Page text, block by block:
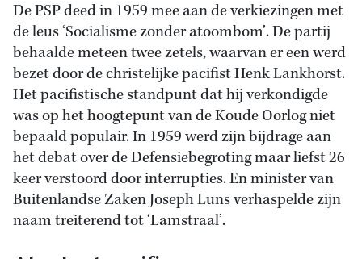
De PSP deed in 1959 mee aan de verkiezingen met
de leus ‘Socialisme zonder atoombom’. De partij
behaalde meteen twee zetels, waarvan er een werd
bezet door de christelijke pacifist Henk Lankhorst.
Het pacifistische standpunt dat hij verkondigde
was op het hoogtepunt van de Koude Oorlog niet
bepaald populair. In 1959 werd zijn bijdrage aan
het debat over de Defensiebegroting maar liefst 26
keer verstoord door interrupties. En minister van
Buitenlandse Zaken Joseph Luns verhaspelde zijn
naam treiterend tot ‘Lamstraal’.